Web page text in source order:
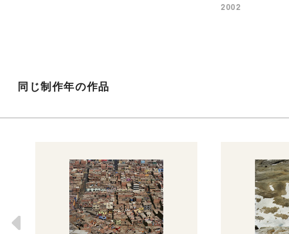
2002
同じ制作年の作品